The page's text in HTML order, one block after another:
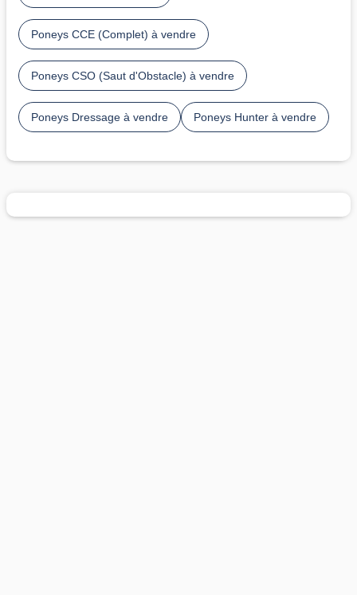
Poneys CCE (Complet) à vendre
Poneys CSO (Saut d'Obstacle) à vendre
Poneys Dressage à vendre Poneys Hunter à vendre